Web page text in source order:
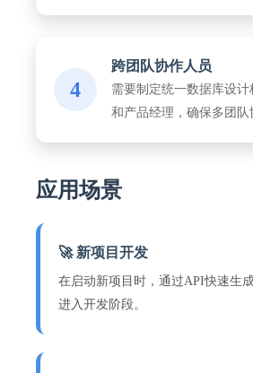
4
跨团队协作人员
需要制定统一数据库设
和产品经理，确保多团队
应用场景
🚀 新项目开发
在启动新项目时，通过API快速生
进入开发阶段。